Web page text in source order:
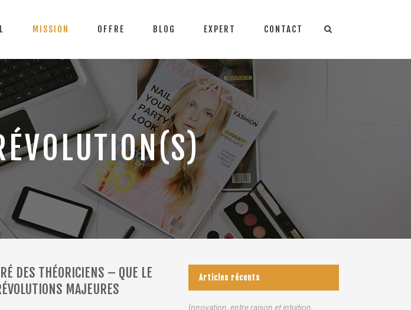
MISSION OFFRE BLOG EXPERT CONTACT
DES THÉORICIENS – QUE LE
MAJEURES
Articles récents
Innovation, entre raison et intuition.